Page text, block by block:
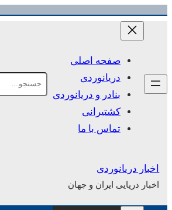
رفتن
صفحه اصلی
دریانوردی
بنادر و دریانوردی
کشتیرانی
تماس با ما
اخبار دریانوردی
اخبار دریایی ایران و جهان